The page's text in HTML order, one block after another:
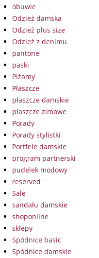
obuwie
Odzież damska
Odzież plus size
Odzież z denimu
pantone
paski
Piżamy
Płaszcze
płaszcze damskie
płaszcze zimowe
Porady
Porady stylistki
Portfele damskie
program partnerski
pudelek modowy
reserved
Sale
sandału damskie
shoponline
sklepy
Spódnice basic
Spódnice damskie